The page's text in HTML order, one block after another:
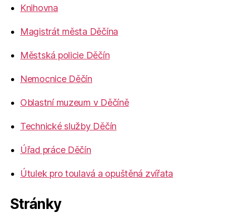
Knihovna
Magistrát města Děčína
Městská policie Děčín
Nemocnice Děčín
Oblastní muzeum v Děčíně
Technické služby Děčín
Úřad práce Děčín
Útulek pro toulavá a opuštěná zvířata
Stránky